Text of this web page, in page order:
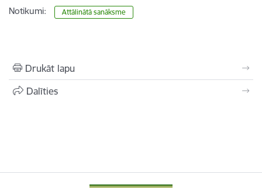
Notikumi: Attālinātā sanāksme
Drukāt lapu
Dalīties